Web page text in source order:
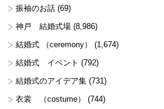
振袖のお話 (69)
神戸 結婚式場 (8,986)
結婚式 （ceremony）
(1,674)
結婚式 イベント (792)
結婚式のアイデア集 (731)
衣裳 （costume）
(744)